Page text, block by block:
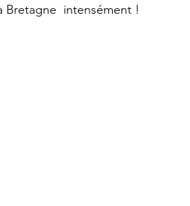
Bretagne  intensément !